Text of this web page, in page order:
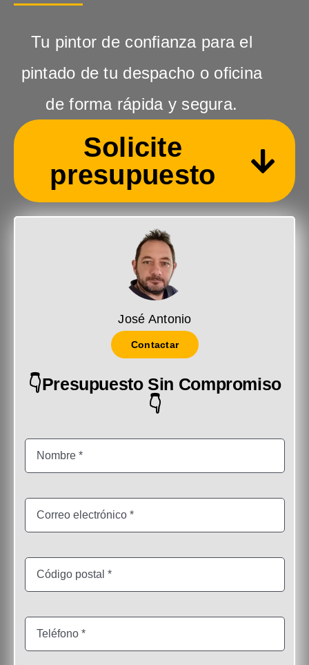
Tu pintor de confianza para el
pintado de tu despacho o oficina
de forma rápida y segura.
Solicite
presupuesto
José Antonio
Contactar
👇Presupuesto Sin Compromiso
👇